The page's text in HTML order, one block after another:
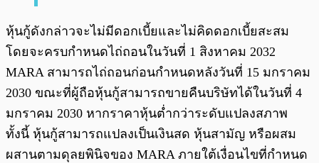
หุ้นกู้ดังกล่าวจะไม่มีดอกเบี้ยและไม่คิดดอกเบี้ยสะสม
โดยจะครบกำหนดไถ่ถอนในวันที่ 1 สิงหาคม 2032
MARA สามารถไถ่ถอนก่อนกำหนดหลังวันที่ 15 มกราคม
2030 ขณะที่ผู้ถือหุ้นกู้สามารถขายคืนบริษัทได้ในวันที่ 4
มกราคม 2030 หากราคาหุ้นต่ำกว่าระดับแปลงสภาพ
ทั้งนี้ หุ้นกู้สามารถแปลงเป็นเงินสด หุ้นสามัญ หรือผสม
ผสานตามดุลยพินิจของ MARA ภายใต้เงื่อนไขที่กำหนด